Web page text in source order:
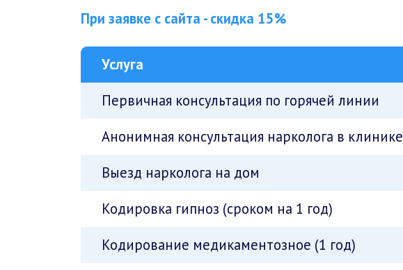
При заявке с сайта - скидка 15%
Услуга
Первичная консультация по горячей линии
Анонимная консультация нарколога в клинике
Выезд нарколога на дом
Кодировка гипноз (сроком на 1 год)
Кодирование медикаментозное (1 год)